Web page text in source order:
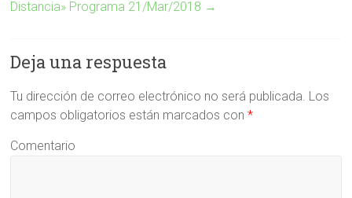
Distancia» Programa 21/Mar/2018 →
Deja una respuesta
Tu dirección de correo electrónico no será publicada. Los
campos obligatorios están marcados con*
Comentario